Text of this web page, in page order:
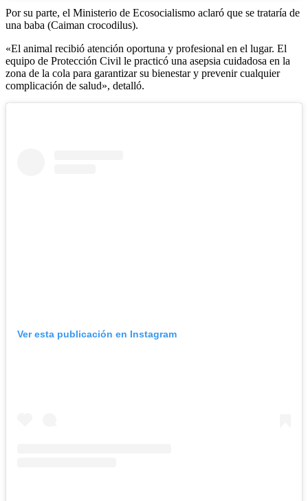
Por su parte, el Ministerio de Ecosocialismo aclaró que se trataría de
una baba (Caiman crocodilus).
«El animal recibió atención oportuna y profesional en el lugar. El
equipo de Protección Civil le practicó una asepsia cuidadosa en la
zona de la cola para garantizar su bienestar y prevenir cualquier
complicación de salud», detalló.
Ver esta publicación en Instagram